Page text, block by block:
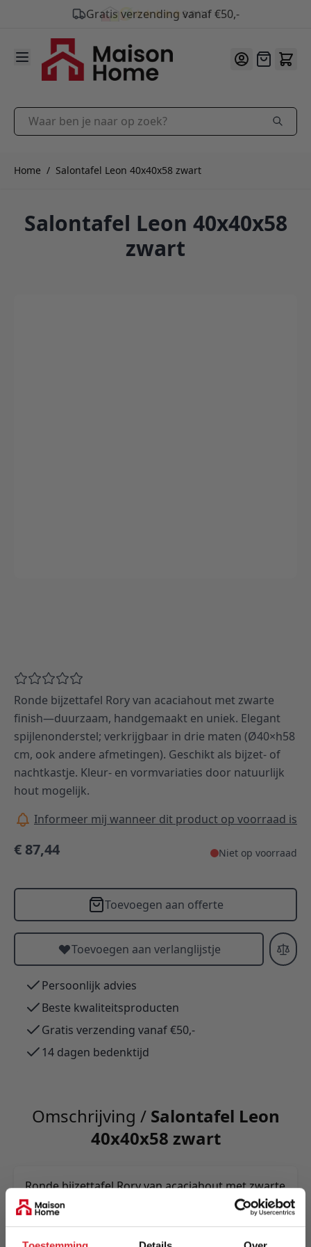
9.9/10
Ga naar de inhoud
Offerte
Waar ben je naar op zoek?
Home / Salontafel Leon 40x40x58 zwart
Salontafel Leon 40x40x58
zwart
Ronde bijzettafel Rory van acaciahout met zwarte
finish—duurzaam, handgemaakt en uniek. Elegant
spijlenonderstel; verkrijgbaar in drie maten (Ø40×h58
cm, ook andere afmetingen). Geschikt als bijzet- of
nachtkastje. Kleur- en vormvariaties door natuurlijk
hout mogelijk.
Informeer mij wanneer dit product op voorraad is
€ 87,44 Niet op voorraad
Toevoegen aan offerte
Toevoegen aan verlanglijstje
Persoonlijk advies
Beste kwaliteitsproducten
Gratis verzending vanaf €50,-
14 dagen bedenktijd
Omschrijving / Salontafel Leon
40x40x58 zwart
Ronde bijzettafel Rory van acaciahout met zwarte
finish—duurzaam, handgemaakt en uniek.
Elegant spijlenonderstel; verkrijgbaar in drie